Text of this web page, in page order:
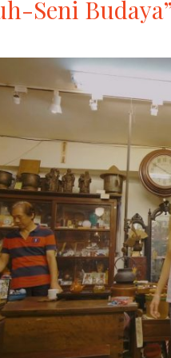
Seni